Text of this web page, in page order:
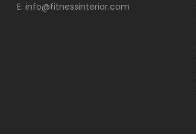
E: info@fitnessinterior.com